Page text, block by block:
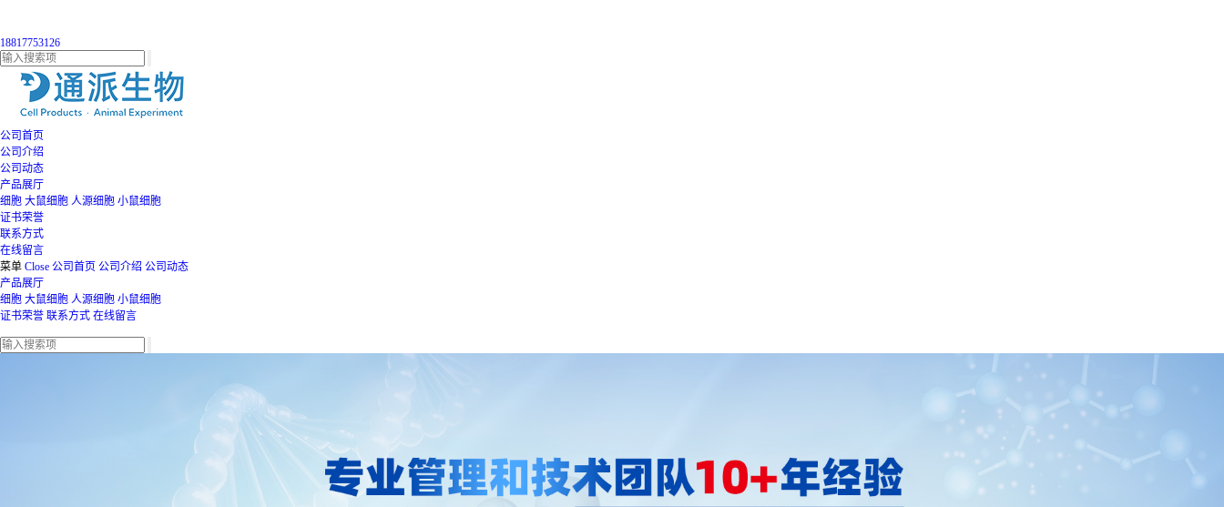
18817753126
公司首页
公司介绍
公司动态
产品展厅
细胞 大鼠细胞 人源细胞 小鼠细胞
证书荣誉
联系方式
在线留言
菜单 Close 公司首页 公司介绍 公司动态
产品展厅
细胞 大鼠细胞 人源细胞 小鼠细胞
证书荣誉 联系方式 在线留言